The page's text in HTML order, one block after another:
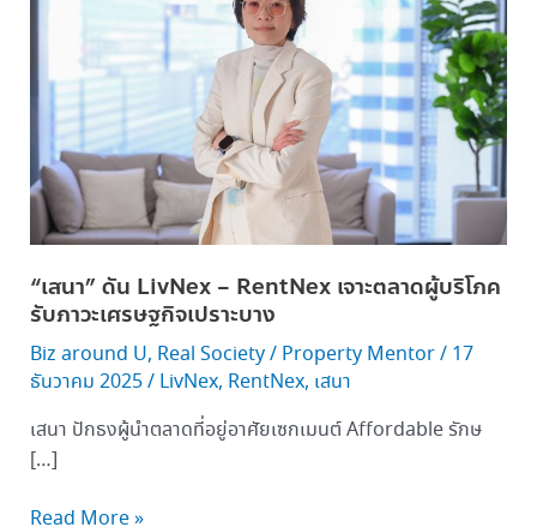
“เสนา” ดัน LivNex – RentNex เจาะตลาดผู้บริโภค
รับภาวะเศรษฐกิจเปราะบาง
Biz around U, Real Society/ Property Mentor/ 17
ธันวาคม 2025/ LivNex, RentNex, เสนา
เสนา ปักธงผู้นำตลาดที่อยู่อาศัยเซกเมนต์ Affordable รักษ
[…]
RentNex เจาะ
บริโภค
ภาวะ
เศรษฐกิจ
เปราะ
Read More »